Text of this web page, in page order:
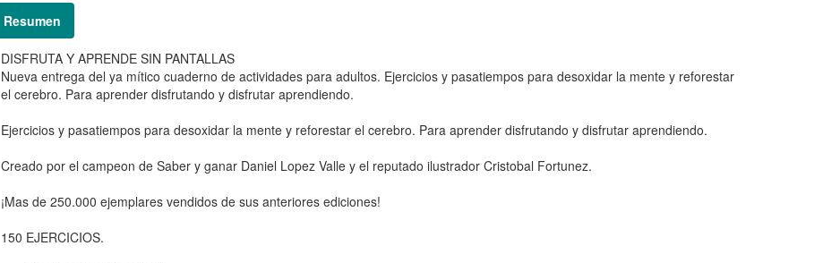
Resumen
DISFRUTA Y APRENDE SIN PANTALLAS
Nueva entrega del ya mítico cuaderno de actividades para adultos. Ejercicios y pasatiempos para desoxidar la mente y reforestar
el cerebro. Para aprender disfrutando y disfrutar aprendiendo.
Ejercicios y pasatiempos para desoxidar la mente y reforestar el cerebro. Para aprender disfrutando y disfrutar aprendiendo.
Creado por el campeon de Saber y ganar Daniel Lopez Valle y el reputado ilustrador Cristobal Fortunez.
¡Mas de 250.000 ejemplares vendidos de sus anteriores ediciones!
150 EJERCICIOS.